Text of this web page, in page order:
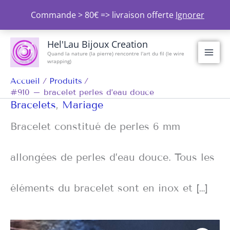
Commande > 80€ => livraison offerte Ignorer
contenu
Hel'Lau Bijoux Creation
Quand la nature (la pierre) rencontre l'art du fil (le wire
wrapping)
Accueil
Produits
#910 – bracelet perles d’eau douce
Bracelets, Mariage
Bracelet constitué de perles 6 mm
allongées de perles d’eau douce. Tous les
éléments du bracelet sont en inox et […]